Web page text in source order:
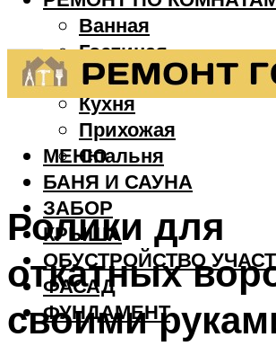
Ванная
Гостиная
Детская
Кухня
Прихожая
Спальня
БАНЯ И САУНА
ЗАБОР
КРЫША
ОБУСТРОЙСТВО
ФАСАД
ФУНДАМЕНТ
МЕНЮ
Ролики для
откатных
своими